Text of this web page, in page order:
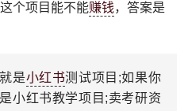
个项目能不能赚钱，答案是
是小红书测试项目;如果你
小红书教学项目;卖考研资